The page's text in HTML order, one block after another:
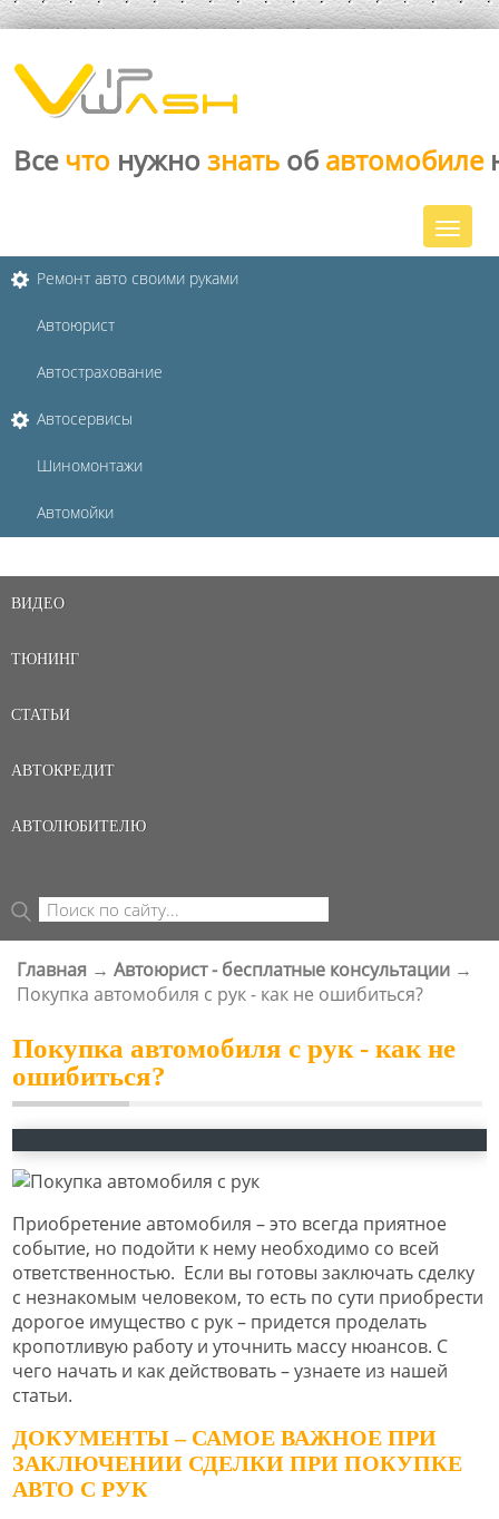
Все что нужно знать об автомобиле
Ремонт авто своими руками
Автоюрист
Автострахование
Автосервисы
Шиномонтажи
Автомойки
ВИДЕО
ТЮНИНГ
СТАТЬИ
АВТОКРЕДИТ
АВТОЛЮБИТЕЛЮ
ФОРМА ПОИСКА
Поиск
ВЫ ЗДЕСЬ
Главная → Автоюрист - бесплатные консультации →
Покупка автомобиля с рук - как не ошибиться?
Покупка автомобиля с рук - как не
ошибиться?
Приобретение автомобиля – это всегда приятное
событие, но подойти к нему необходимо со всей
ответственностью. Если вы готовы заключать сделку
с незнакомым человеком, то есть по сути приобрести
дорогое имущество с рук – придется проделать
кропотливую работу и уточнить массу нюансов. С
чего начать и как действовать – узнаете из нашей
статьи.
ДОКУМЕНТЫ – САМОЕ ВАЖНОЕ ПРИ
ЗАКЛЮЧЕНИИ СДЕЛКИ ПРИ ПОКУПКЕ
АВТО С РУК